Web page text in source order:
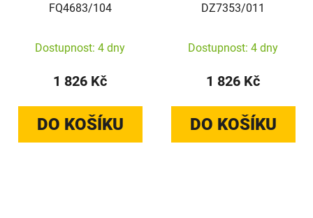
FQ4683/104
Dostupnost: 4 dny
1 826 Kč
DO KOŠÍKU
DZ7353/011
Dostupnost: 4 dny
1 826 Kč
DO KOŠÍKU